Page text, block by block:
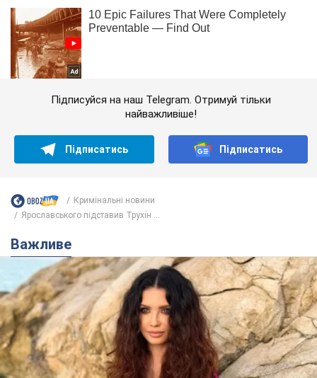
Підписуйся на наш Telegram. Отримуй тільки
найважливіше!
Підписатись Підписатись
Кримінальні новини
Ярославського підставив Трухін ...
Важливе